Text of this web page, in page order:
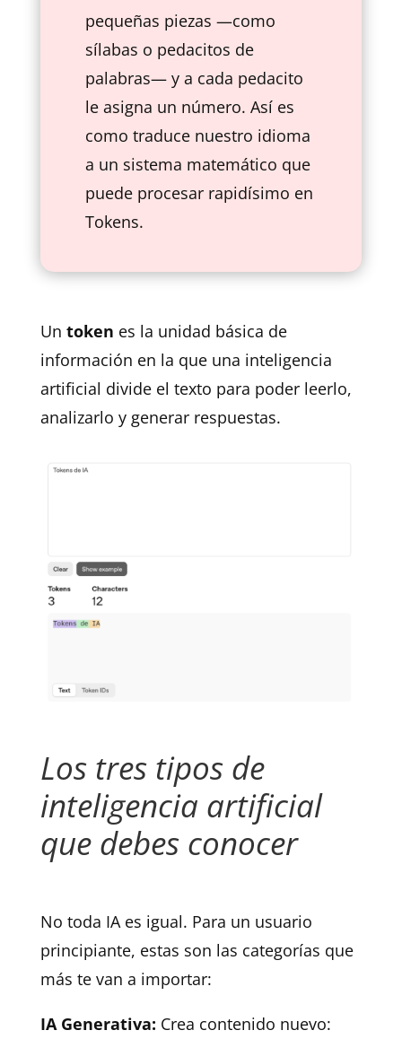
pequeñas piezas —como
sílabas o pedacitos de
palabras— y a cada pedacito
le asigna un número. Así es
como traduce nuestro idioma
a un sistema matemático que
puede procesar rapidísimo en
Tokens.
Un token es la unidad básica de
información en la que una inteligencia
artificial divide el texto para poder leerlo,
analizarlo y generar respuestas.
Los tres tipos de
inteligencia artificial
que debes conocer
No toda IA es igual. Para un usuario
principiante, estas son las categorías que
más te van a importar:
IA Generativa: Crea contenido nuevo: